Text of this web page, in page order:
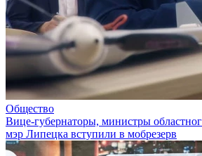
Общество
Вице-губернаторы, министры
мэр Липецка вступили в мобрезерв